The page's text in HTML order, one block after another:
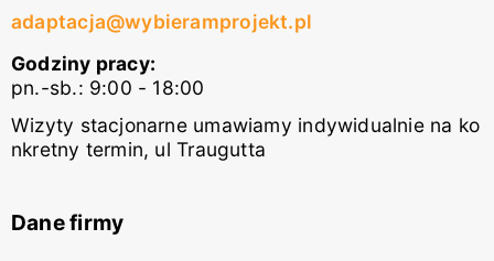
adaptacja@wybieramprojekt.pl
Godziny pracy:
pn.-sb.: 9:00 - 18:00
Wizyty stacjonarne umawiamy indywidualnie na ko
nkretny termin, ul Traugutta
Dane firmy